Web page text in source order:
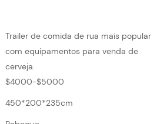
Trailer de comida de rua mais popular
com equipamentos para venda de
cerveja.
$4000-$5000
450*200*235cm